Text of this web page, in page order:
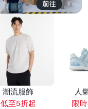
潮流服飾
低至5折起
人
限